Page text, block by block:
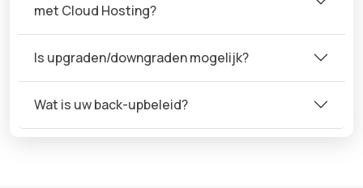
met Cloud Hosting?
Is upgraden/downgraden mogelijk?
Wat is uw back-upbeleid?